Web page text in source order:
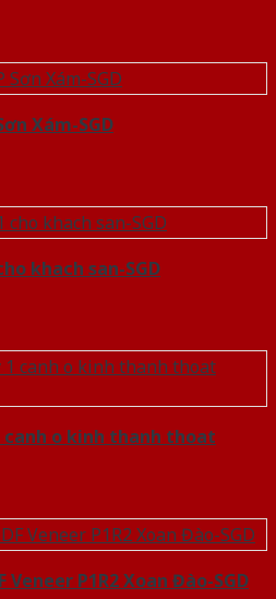
Xám-SGD
khach san-SGD
canh o kinh thanh thoat
Veneer P1R2 Xoan Đào-SGD